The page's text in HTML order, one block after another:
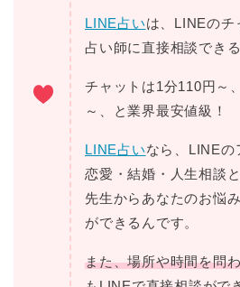
LINE占いは、LINEのチ
占い師に直接相談でき
チャットは1分110円～
～、と業界最安値級！
LINE占いなら、LINEの
恋愛・結婚・人生相談
先生からあなたのお悩
ができるんです。
また、場所や時間を問